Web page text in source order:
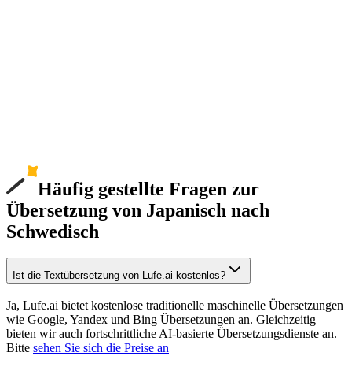
Häufig gestellte Fragen zur
Übersetzung von Japanisch nach
Schwedisch
Ist die Textübersetzung von Lufe.ai kostenlos?
Ja, Lufe.ai bietet kostenlose traditionelle maschinelle Übersetzungen
wie Google, Yandex und Bing Übersetzungen an. Gleichzeitig
bieten wir auch fortschrittliche AI-basierte Übersetzungsdienste an.
Bitte sehen Sie sich die Preise an